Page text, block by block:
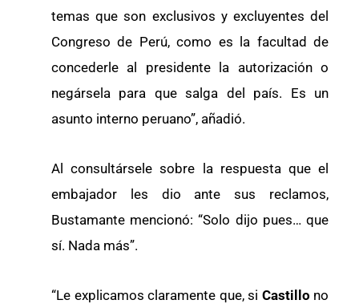
temas que son exclusivos y excluyentes del
Congreso de Perú, como es la facultad de
concederle al presidente la autorización o
negársela para que salga del país. Es un
asunto interno peruano”, añadió.
Al consultársele sobre la respuesta que el
embajador les dio ante sus reclamos,
Bustamante mencionó: “Solo dijo pues… que
sí. Nada más”.
“Le explicamos claramente que, si Castillo no